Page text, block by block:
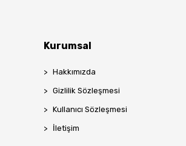
Kurumsal
Hakkımızda
Gizlilik Sözleşmesi
Kullanıcı Sözleşmesi
İletişim